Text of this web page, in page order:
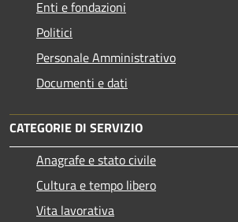
Enti e fondazioni
Politici
Personale Amministrativo
Documenti e dati
CATEGORIE DI SERVIZIO
Anagrafe e stato civile
Cultura e tempo libero
Vita lavorativa